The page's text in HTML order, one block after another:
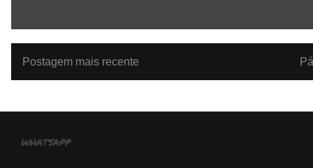
Postagem mais recente
whatsapp